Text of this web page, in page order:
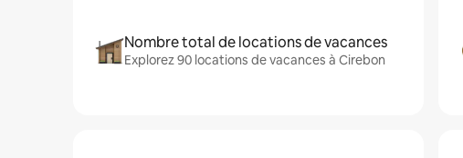
Nombre total de locations de vacances
Explorez 90 locations de vacances à Cirebon